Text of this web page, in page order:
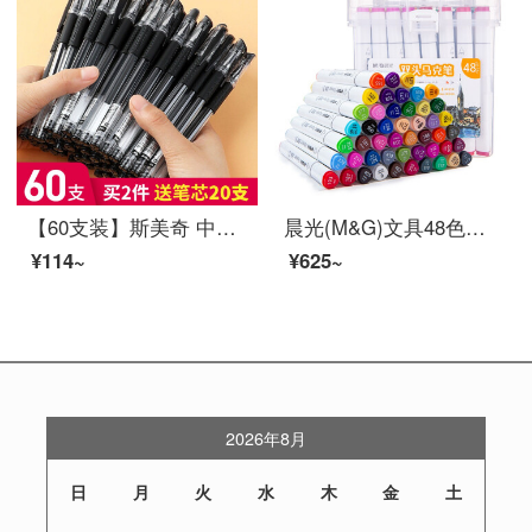
【60支装】斯美奇 中性笔批发办公文具用品碳素水笔芯水笔学生签字笔 0.5mm 黑色60只一盒装
¥114~
晨光(M&G)文具48色快干双头马克笔 纤维头学生重点标记记号笔 涂鸦笔绘画笔 48支/盒APMV0903
¥625~
2026年8月
日 月 火 水 木 金 土